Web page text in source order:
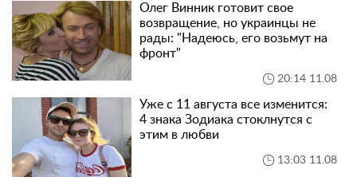
Олег Винник готовит свое
возвращение, но украинцы не
рады: "Надеюсь, его возьмут на
фронт"
20:14 11.08
Уже с 11 августа все изменится:
4 знака Зодиака стоклнутся с
этим в любви
13:03 11.08